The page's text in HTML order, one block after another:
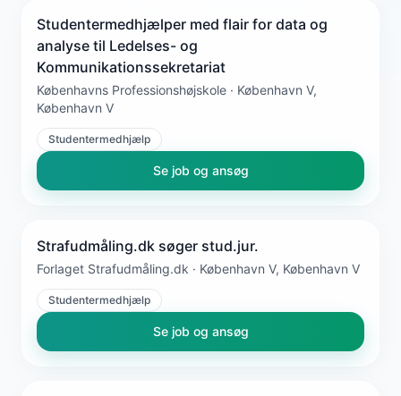
Studentermedhjælper med flair for data og
analyse til Ledelses- og
Kommunikationssekretariat
Københavns Professionshøjskole · København V,
København V
Studentermedhjælp
Se job og ansøg
Strafudmåling.dk søger stud.jur.
Forlaget Strafudmåling.dk · København V, København V
Studentermedhjælp
Se job og ansøg